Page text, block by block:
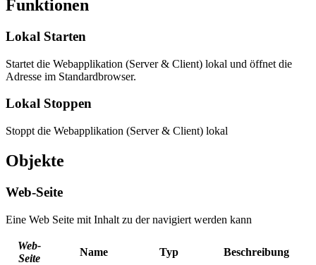
Funktionen
Lokal Starten
Startet die Webapplikation (Server & Client) lokal und öffnet die
Adresse im Standardbrowser.
Lokal Stoppen
Stoppt die Webapplikation (Server & Client) lokal
Objekte
Web-Seite
Eine Web Seite mit Inhalt zu der navigiert werden kann
Web-
Seite
Name Typ Beschreibung